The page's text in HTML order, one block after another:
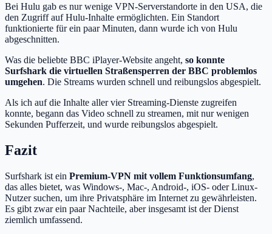
Bei Hulu gab es nur wenige VPN-Serverstandorte in den USA, die
den Zugriff auf Hulu-Inhalte ermöglichten. Ein Standort
funktionierte für ein paar Minuten, dann wurde ich von Hulu
abgeschnitten.
Was die beliebte BBC iPlayer-Website angeht, so konnte
Surfshark die virtuellen Straßensperren der BBC problemlos
umgehen. Die Streams wurden schnell und reibungslos abgespielt.
Als ich auf die Inhalte aller vier Streaming-Dienste zugreifen
konnte, begann das Video schnell zu streamen, mit nur wenigen
Sekunden Pufferzeit, und wurde reibungslos abgespielt.
Fazit
Surfshark ist ein Premium-VPN mit vollem Funktionsumfang,
das alles bietet, was Windows-, Mac-, Android-, iOS- oder Linux-
Nutzer suchen, um ihre Privatsphäre im Internet zu gewährleisten.
Es gibt zwar ein paar Nachteile, aber insgesamt ist der Dienst
ziemlich umfassend.